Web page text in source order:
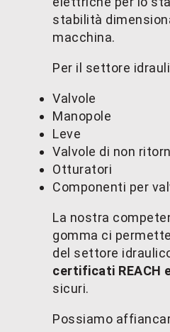
stabilità
macchina.
Per il settore
Valvole
Manopole
Leve
Valvole di non
Otturatori
Componenti per
La nostra
gomma ci
del settore
certificati REACH
sicuri.
Possiamo